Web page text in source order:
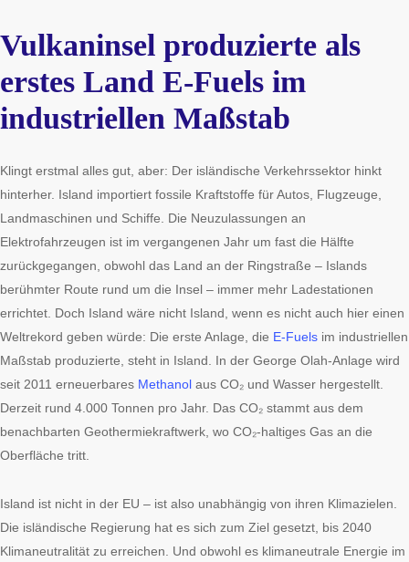
Vulkaninsel produzierte als
erstes Land E-Fuels im
industriellen Maßstab
Klingt erstmal alles gut, aber: Der isländische Verkehrssektor hinkt
hinterher. Island importiert fossile Kraftstoffe für Autos, Flugzeuge,
Landmaschinen und Schiffe. Die Neuzulassungen an
Elektrofahrzeugen ist im vergangenen Jahr um fast die Hälfte
zurückgegangen, obwohl das Land an der Ringstraße – Islands
berühmter Route rund um die Insel – immer mehr Ladestationen
errichtet. Doch Island wäre nicht Island, wenn es nicht auch hier einen
Weltrekord geben würde: Die erste Anlage, die E-Fuels im industriellen
Maßstab produzierte, steht in Island. In der George Olah-Anlage wird
seit 2011 erneuerbares Methanol aus CO₂ und Wasser hergestellt.
Derzeit rund 4.000 Tonnen pro Jahr. Das CO₂ stammt aus dem
benachbarten Geothermiekraftwerk, wo CO₂-haltiges Gas an die
Oberfläche tritt.
Island ist nicht in der EU – ist also unabhängig von ihren Klimazielen.
Die isländische Regierung hat es sich zum Ziel gesetzt, bis 2040
Klimaneutralität zu erreichen. Und obwohl es klimaneutrale Energie im